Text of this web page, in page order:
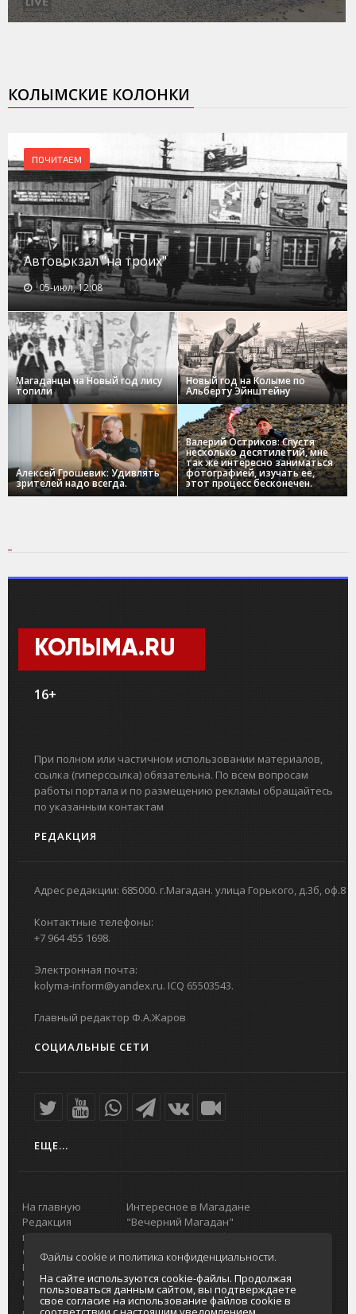
КОЛЫМСКИЕ КОЛОНКИ
ПОЧИТАЕМ
Автовокзал "на троих"
05-июл, 12:08
Магаданцы на Новый год лису
топили
Новый год на Колыме по
Альберту Эйнштейну
Алексей Грошевик: Удивлять
зрителей надо всегда.
Валерий Остриков: Спустя
несколько десятилетий, мне
так же интересно заниматься
фотографией, изучать ее,
этот процесс бесконечен.
КОЛЫМА.RU
16+
При полном или частичном использовании материалов,
ссылка (гиперссылка) обязательна. По всем вопросам
работы портала и по размещению рекламы обращайтесь
по указанным контактам
РЕДАКЦИЯ
Адрес редакции: 685000. г.Магадан. улица Горького, д.3б, оф.8
Контактные телефоны:
+7 964 455 1698.
Электронная почта:
kolyma-inform@yandex.ru. ICQ 65503543.
Главный редактор Ф.А.Жаров
СОЦИАЛЬНЫЕ СЕТИ
ЕЩЕ...
На главную
Редакция
портала
О проекте
Реклама на
портале
Отзывы и
Интересное в Магадане
"Вечерний Магадан"
Городская доска объявлений
Реклама
Главный туристический портал
Колымы
Политика в отношении обработки
Файлы cookie и политика конфиденциальности.
На сайте используются cookie-файлы. Продолжая
пользоваться данным сайтом, вы подтверждаете
свое согласие на использование файлов cookie в